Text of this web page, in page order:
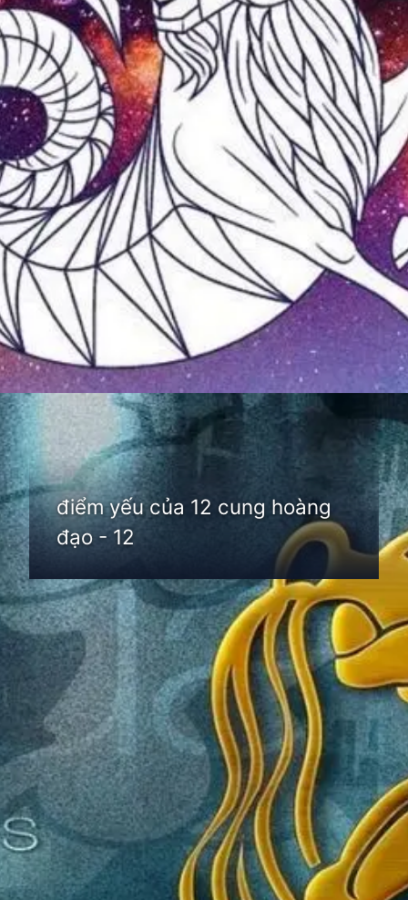
Đang mở https://thienvanhoc.edu.vn/diem-yeu-cua-12-cung-hoang-dao
điểm yếu của 12 cung hoàng
đạo - 12